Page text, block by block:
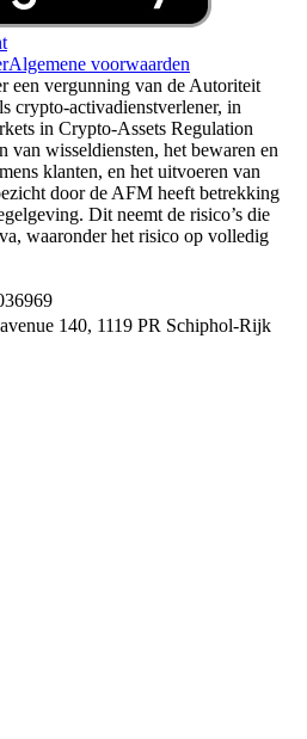
Algemene voorwaarden
een vergunning van de Autoriteit
crypto-activadienstverlener, in
in Crypto-Assets Regulation
wisseldiensten, het bewaren en
klanten, en het uitvoeren van
door de AFM heeft betrekking
Dit neemt de risico’s die
waaronder het risico op volledig
140, 1119 PR Schiphol-Rijk